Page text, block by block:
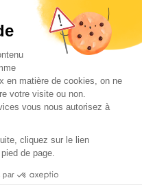
twee
(geen camper),
bekijken
raadplegen